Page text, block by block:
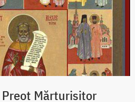
Mărturisitor